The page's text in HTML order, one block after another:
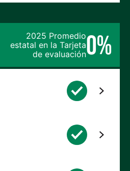
2025 Promedio
estatal en la Tarjeta
de evaluación0%